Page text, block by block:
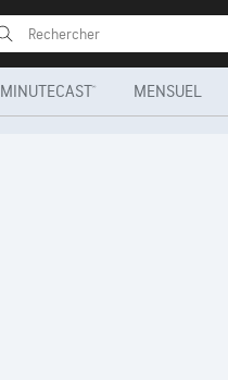
MINUTECAST® MENSUEL